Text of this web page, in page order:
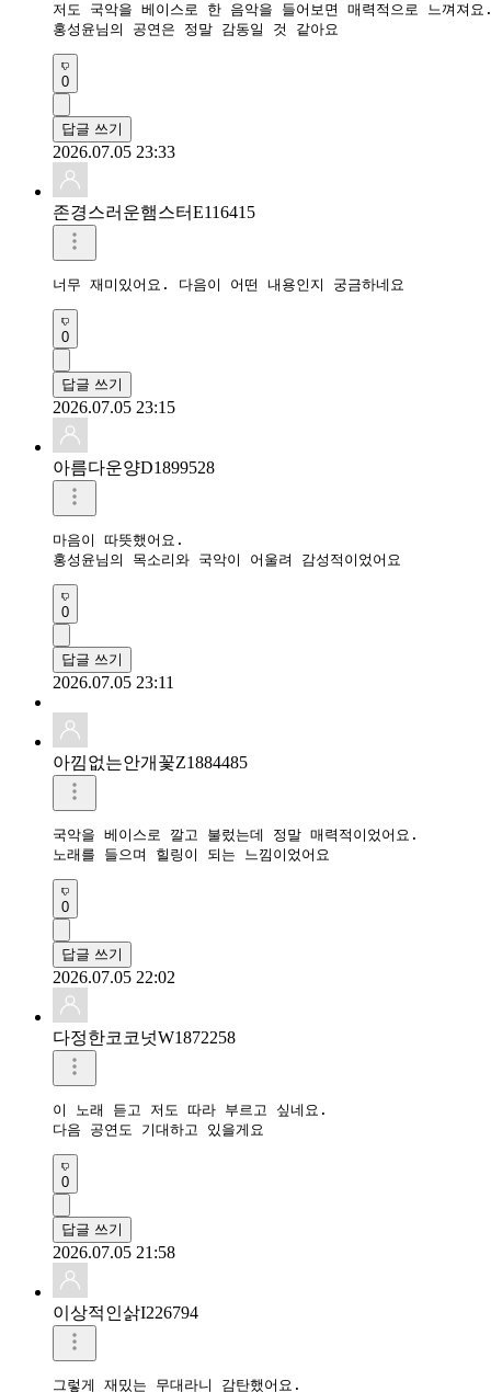
저도 국악을 베이스로 한 음악을 들어보면 매력적으로 느껴져
홍성윤님의 공연은 정말 감동일 것 같아요
0
답글 쓰기
2026.07.05 23:33
존경스러운햄스터E116415
너무 재미있어요. 다음이 어떤 내용인지 궁금하네요
0
답글 쓰기
2026.07.05 23:15
아름다운양D1899528
마음이 따뜻했어요.
홍성윤님의 목소리와 국악이 어울려 감성적이었어요
0
답글 쓰기
2026.07.05 23:11
아낌없는안개꽃Z1884485
국악을 베이스로 깔고 불렀는데 정말 매력적이었어요.
노래를 들으며 힐링이 되는 느낌이었어요
0
답글 쓰기
2026.07.05 22:02
다정한코코넛W1872258
이 노래 듣고 저도 따라 부르고 싶네요.
다음 공연도 기대하고 있을게요
0
답글 쓰기
2026.07.05 21:58
이상적인삵I226794
그렇게 재밌는 무대라니 감탄했어요.